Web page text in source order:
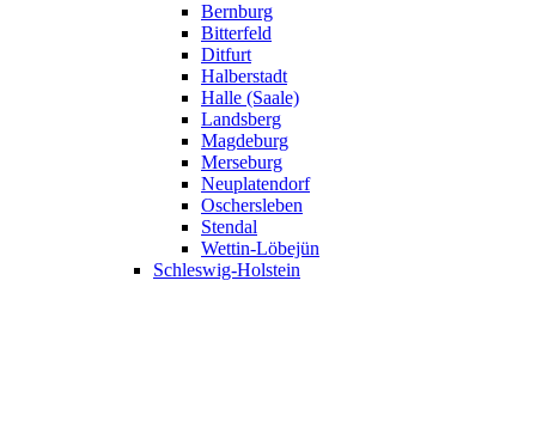
Bernburg
Bitterfeld
Ditfurt
Halberstadt
Halle (Saale)
Landsberg
Magdeburg
Merseburg
Neuplatendorf
Oschersleben
Stendal
Wettin-Löbejün
Schleswig-Holstein